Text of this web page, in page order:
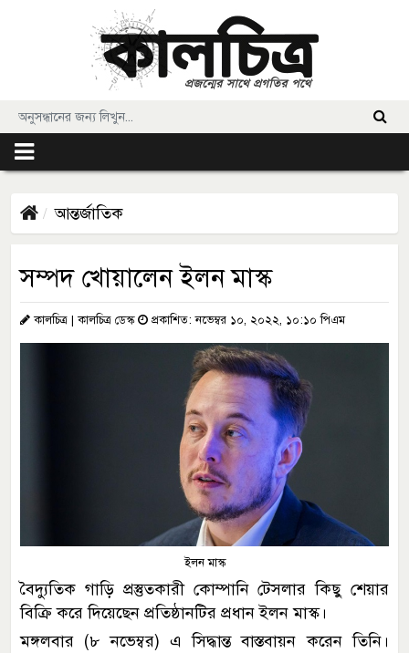
আন্তর্জাতিক
সম্পদ খোয়ালেন ইলন মাস্ক
কালচিত্র | কালচিত্র ডেস্ক প্রকাশিত: নভেম্বর ১০, ২০২২, ১০:১০ পিএম
ইলন মাস্ক
বৈদ্যুতিক গাড়ি প্রস্তুতকারী কোম্পানি টেসলার কিছু শেয়ার
বিক্রি করে দিয়েছেন প্রতিষ্ঠানটির প্রধান ইলন মাস্ক।
মঙ্গলবার (৮ নভেম্বর) এ সিদ্ধান্ত বাস্তবায়ন করেন তিনি।